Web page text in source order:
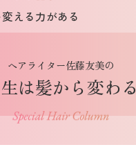
える力がある
ヘアライター佐藤友美の
は髪から変わる